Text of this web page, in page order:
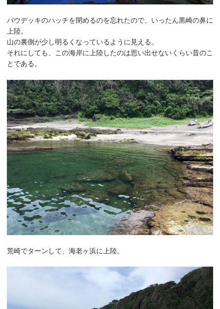
バウデッキのハッチを閉めるのを忘れたので、いったん黒崎の鼻に
上陸。
山の裏側が少し明るくなっているように見える。
それにしても、この海岸に上陸したのは思い出せないくらい昔のこ
とである。
荒崎でターンして、海老ヶ浜に上陸。